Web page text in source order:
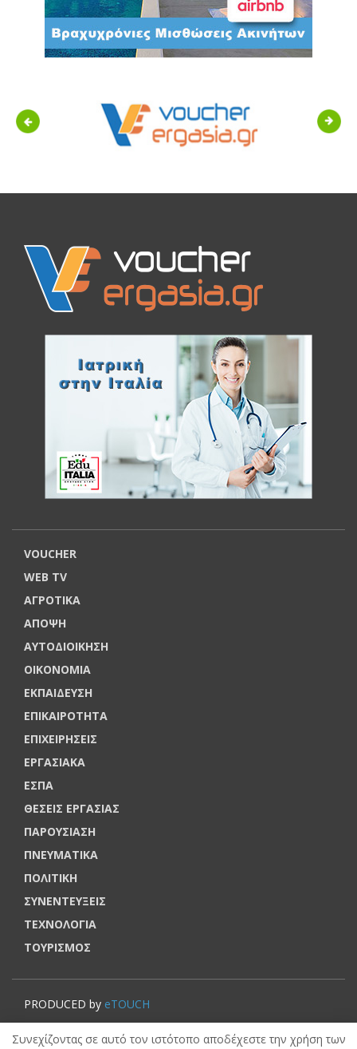
Previous Next
VOUCHER
WEB TV
ΑΓΡΟΤΙΚΑ
ΑΠΟΨΗ
ΑΥΤΟΔΙΟΙΚΗΣΗ
ΟΙΚΟΝΟΜΙΑ
ΕΚΠΑΙΔΕΥΣΗ
ΕΠΙΚΑΙΡΟΤΗΤΑ
ΕΠΙΧΕΙΡΗΣΕΙΣ
ΕΡΓΑΣΙΑΚΑ
ΕΣΠΑ
ΘΕΣΕΙΣ ΕΡΓΑΣΙΑΣ
ΠΑΡΟΥΣΙΑΣΗ
ΠΝΕΥΜΑΤΙΚΑ
ΠΟΛΙΤΙΚΗ
ΣΥΝΕΝΤΕΥΞΕΙΣ
ΤΕΧΝΟΛΟΓΙΑ
ΤΟΥΡΙΣΜΟΣ
PRODUCED by eTOUCH
© VOUCHERERGASIA.GR, 2022 | All rights reserved.
Συνεχίζοντας σε αυτό τον ιστότοπο αποδέχεστε την χρήση των